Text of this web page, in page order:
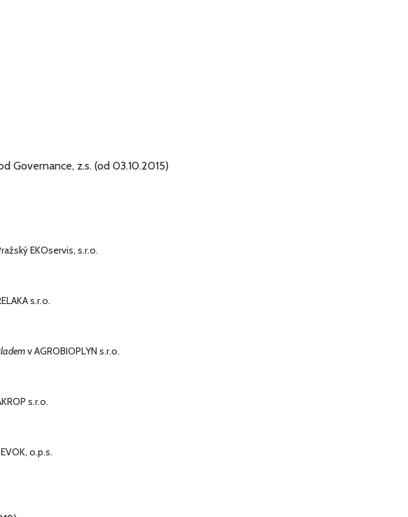
Governance, z.s. (od 03.10.2015)
EKOservis, s.r.o.
s.r.o.
v AGROBIOPLYN s.r.o.
s.r.o.
o.p.s.